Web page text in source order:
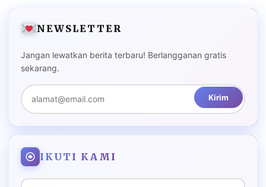
NEWSLETTER
Jangan lewatkan berita terbaru! Berlangganan gratis
sekarang.
Kirim
IKUTI KAMI